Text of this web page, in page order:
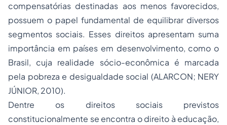
compensatórias destinadas aos menos favorecidos,
possuem o papel fundamental de equilibrar diversos
segmentos sociais. Esses direitos apresentam suma
importância em países em desenvolvimento, como o
Brasil, cuja realidade sócio-econômica é marcada
pela pobreza e desigualdade social (ALARCON; NERY
JÚNIOR, 2010).
Dentre os direitos sociais previstos
constitucionalmente se encontra o direito à educação,